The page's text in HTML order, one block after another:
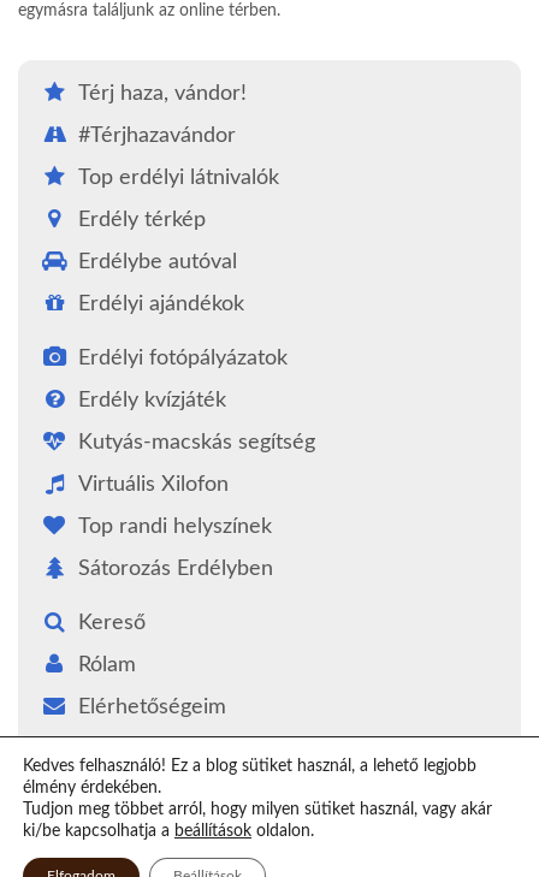
egymásra találjunk az online térben.
Térj haza, vándor!
#Térjhazavándor
Top erdélyi látnivalók
Erdély térkép
Erdélybe autóval
Erdélyi ajándékok
Erdélyi fotópályázatok
Erdély kvízjáték
Kutyás-macskás segítség
Virtuális Xilofon
Top randi helyszínek
Sátorozás Erdélyben
Kereső
Rólam
Elérhetőségeim
Epilógus
Kedves felhasználó! Ez a blog sütiket használ, a lehető legjobb
élmény érdekében.
Tudjon meg többet arról, hogy milyen sütiket használ, vagy akár
ki/be kapcsolhatja a beállítások oldalon.